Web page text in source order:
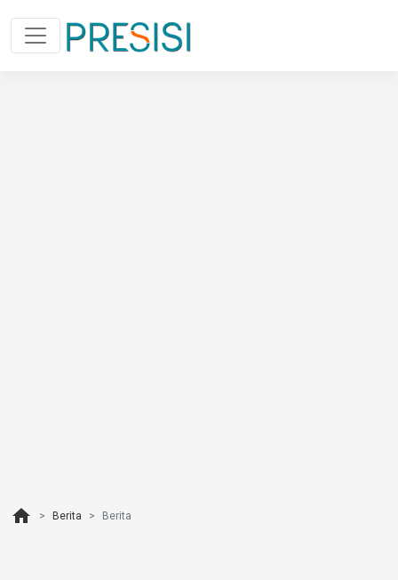
home Berita Berita